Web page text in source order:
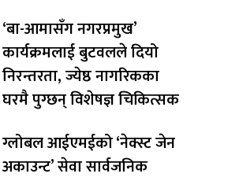
‘बा-आमासँग नगरप्रमुख’
कार्यक्रमलाई बुटवलले दियो
निरन्तरता, ज्येष्ठ नागरिकका
घरमै पुग्छन् विशेषज्ञ चिकित्सक
ग्लोबल आईएमईको ‘नेक्स्ट जेन
अकाउन्ट’ सेवा सार्वजनिक